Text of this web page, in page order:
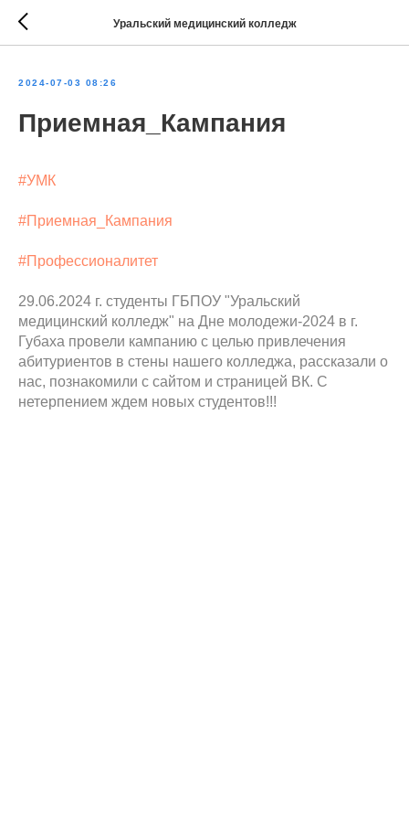
Уральский медицинский колледж
2024-07-03 08:26
Приемная_Кампания
#УМК
#Приемная_Кампания
#Профессионалитет
29.06.2024 г. студенты ГБПОУ "Уральский
медицинский колледж" на Дне молодежи-2024 в г.
Губаха провели кампанию с целью привлечения
абитуриентов в стены нашего колледжа, рассказали о
нас, познакомили с сайтом и страницей ВК. С
нетерпением ждем новых студентов!!!